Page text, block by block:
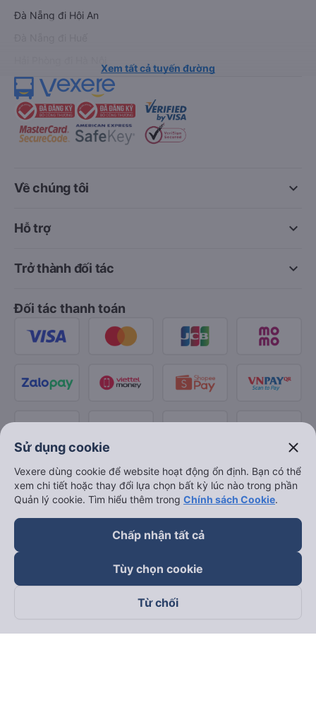
Đà Nẵng đi Hội An
Xem tất cả tuyến đường
keyboard_arrow_down
Về chúng tôi
keyboard_arrow_down
Hỗ trợ
keyboard_arrow_down
Trở thành đối tác
Đối tác thanh toán
Theo dõi chúng tôi trên
Sử dụng cookie close
Vexere dùng cookie để website hoạt động ổn định. Bạn có thể
xem chi tiết hoặc thay đổi lựa chọn bất kỳ lúc nào trong phần
Quản lý cookie. Tìm hiểu thêm trong Chính sách Cookie.
Chấp nhận tất cả
Tùy chọn cookie
Từ chối